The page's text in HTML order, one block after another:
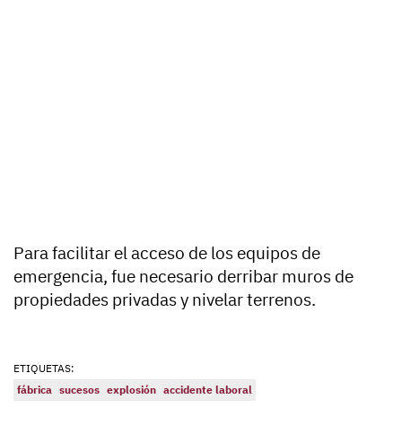
Para facilitar el acceso de los equipos de
emergencia, fue necesario derribar muros de
propiedades privadas y nivelar terrenos.
ETIQUETAS:
fábrica sucesos explosión accidente laboral